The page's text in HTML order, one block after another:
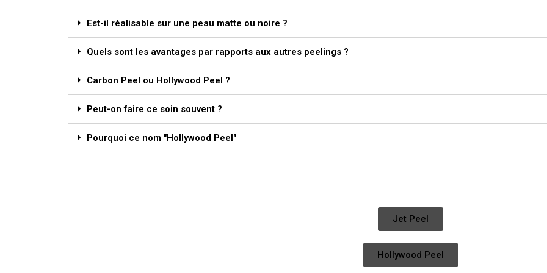
Est-il réalisable sur une peau matte ou noire ?
Quels sont les avantages par rapports aux autres peelings ?
Carbon Peel ou Hollywood Peel ?
Peut-on faire ce soin souvent ?
Pourquoi ce nom "Hollywood Peel"
Jet Peel
Hollywood Peel